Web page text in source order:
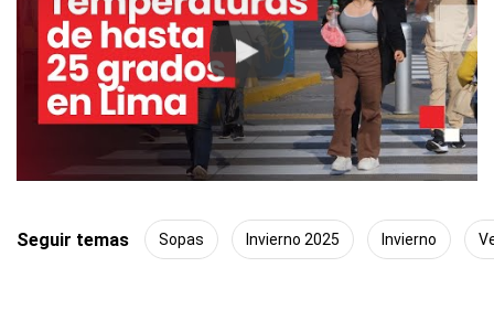
Play
Seguir temas Sopas Invierno 2025 Invierno